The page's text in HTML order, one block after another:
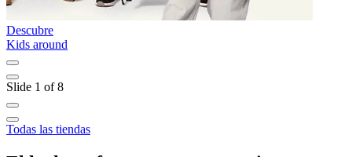
Descubre
Kids around
Slide 1 of 8
Todas las tiendas